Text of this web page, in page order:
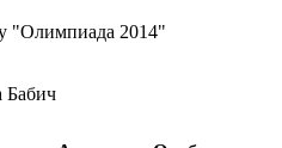
"Олимпиада 2014"
Бабич